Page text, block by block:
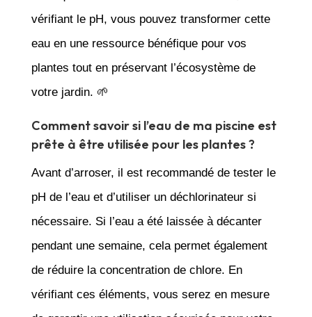
vérifiant le pH, vous pouvez transformer cette
eau en une ressource bénéfique pour vos
plantes tout en préservant l’écosystème de
votre jardin. 🌱
Comment savoir si l’eau de ma piscine est
prête à être utilisée pour les plantes ?
Avant d’arroser, il est recommandé de tester le
pH de l’eau et d’utiliser un déchlorinateur si
nécessaire. Si l’eau a été laissée à décanter
pendant une semaine, cela permet également
de réduire la concentration de chlore. En
vérifiant ces éléments, vous serez en mesure